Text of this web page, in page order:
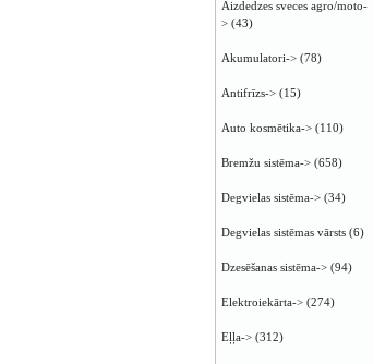
Aizdedzes sveces agro/moto-
> (43)
Akumulatori-> (78)
Antifrīzs-> (15)
Auto kosmētika-> (110)
Bremžu sistēma-> (658)
Degvielas sistēma-> (34)
Degvielas sistēmas vārsts (6)
Dzesēšanas sistēma-> (94)
Elektroiekārta-> (274)
Eļļa-> (312)